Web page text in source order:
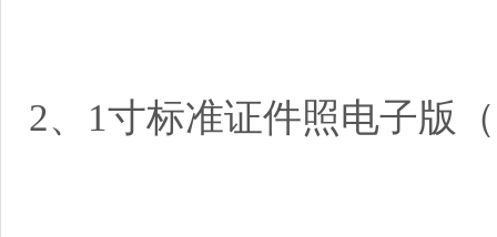
2、1寸标准证件照电子版